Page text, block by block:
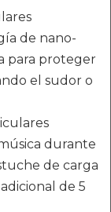
de nano-
para proteger
el sudor o
durante
de carga
de 5